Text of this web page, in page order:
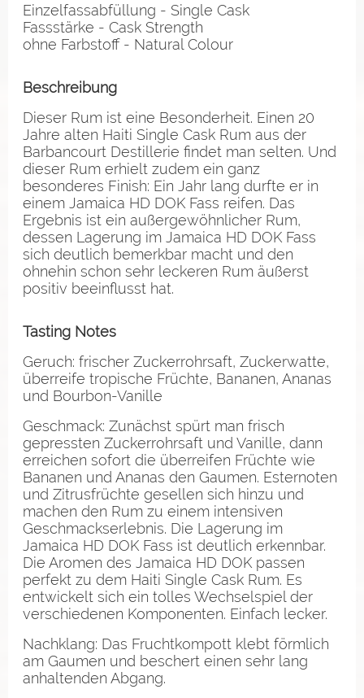
Einzelfassabfüllung - Single Cask
Fassstärke - Cask Strength
ohne Farbstoff - Natural Colour
Beschreibung
Dieser Rum ist eine Besonderheit. Einen 20
Jahre alten Haiti Single Cask Rum aus der
Barbancourt Destillerie findet man selten. Und
dieser Rum erhielt zudem ein ganz
besonderes Finish: Ein Jahr lang durfte er in
einem Jamaica HD DOK Fass reifen. Das
Ergebnis ist ein außergewöhnlicher Rum,
dessen Lagerung im Jamaica HD DOK Fass
sich deutlich bemerkbar macht und den
ohnehin schon sehr leckeren Rum äußerst
positiv beeinflusst hat.
Tasting Notes
Geruch: frischer Zuckerrohrsaft, Zuckerwatte,
überreife tropische Früchte, Bananen, Ananas
und Bourbon-Vanille
Geschmack: Zunächst spürt man frisch
gepressten Zuckerrohrsaft und Vanille, dann
erreichen sofort die überreifen Früchte wie
Bananen und Ananas den Gaumen. Esternoten
und Zitrusfrüchte gesellen sich hinzu und
machen den Rum zu einem intensiven
Geschmackserlebnis. Die Lagerung im
Jamaica HD DOK Fass ist deutlich erkennbar.
Die Aromen des Jamaica HD DOK passen
perfekt zu dem Haiti Single Cask Rum. Es
entwickelt sich ein tolles Wechselspiel der
verschiedenen Komponenten. Einfach lecker.
Nachklang: Das Fruchtkompott klebt förmlich
am Gaumen und beschert einen sehr lang
anhaltenden Abgang.